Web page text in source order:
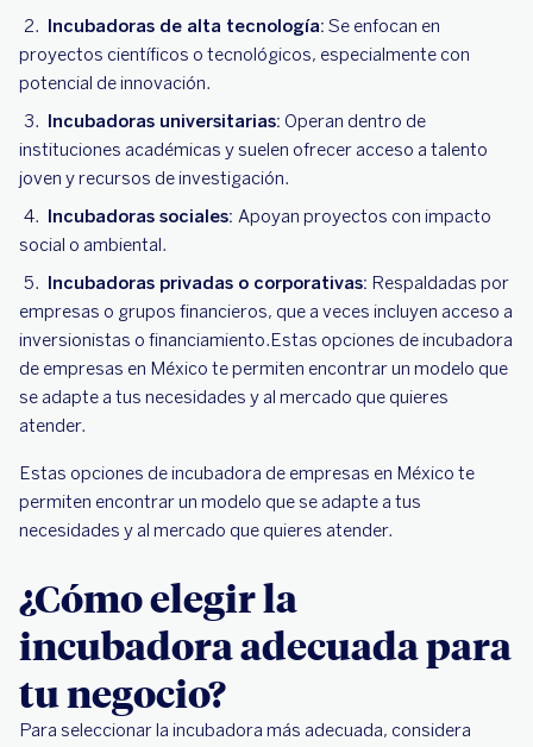
Incubadoras de alta tecnología: Se enfocan en
proyectos científicos o tecnológicos, especialmente con
potencial de innovación.
Incubadoras universitarias: Operan dentro de
instituciones académicas y suelen ofrecer acceso a talento
joven y recursos de investigación.
Incubadoras sociales: Apoyan proyectos con impacto
social o ambiental.
Incubadoras privadas o corporativas: Respaldadas por
empresas o grupos financieros, que a veces incluyen acceso a
inversionistas o financiamiento.Estas opciones de incubadora
de empresas en México te permiten encontrar un modelo que
se adapte a tus necesidades y al mercado que quieres
atender.
Estas opciones de incubadora de empresas en México te
permiten encontrar un modelo que se adapte a tus
necesidades y al mercado que quieres atender.
¿Cómo elegir la
incubadora adecuada para
tu negocio?
Para seleccionar la incubadora más adecuada, considera